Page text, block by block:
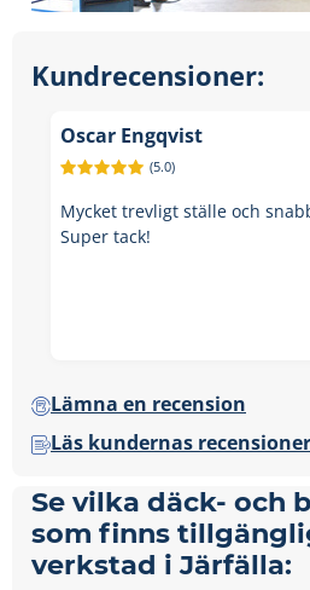
Kundrecensioner:
Oscar Engqvist
(5.0)
Mycket trevligt ställe och
Super tack!
Lämna en recension
Läs kundernas recensioner
Se vilka däck- och
som finns
verkstad i Järfälla: